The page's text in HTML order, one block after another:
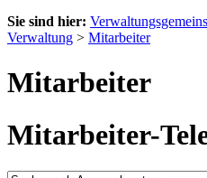
Sie sind hier:
Verwaltung > Mitarbeiter
Mitarbeiter
Mitarbeiter-